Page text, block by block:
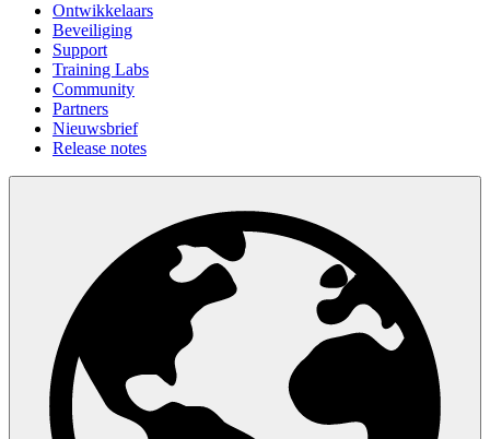
Ontwikkelaars
Beveiliging
Support
Training Labs
Community
Partners
Nieuwsbrief
Release notes